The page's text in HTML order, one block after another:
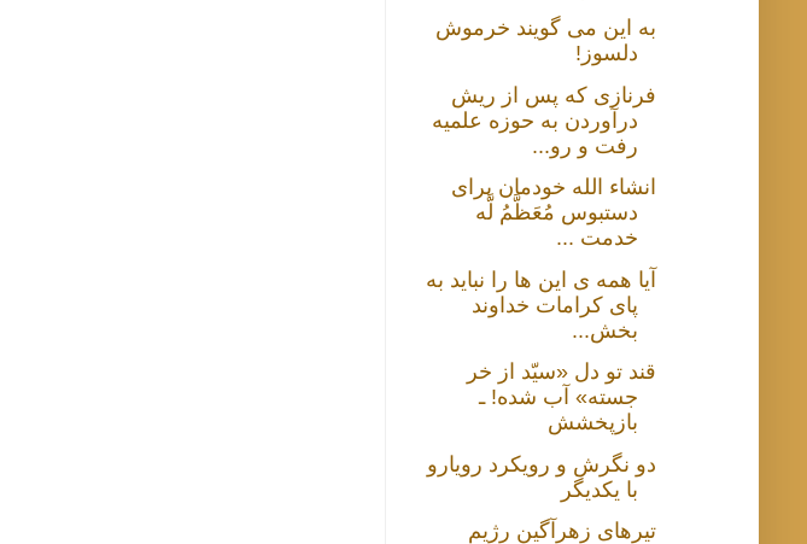
به این می گویند خرموش
دلسوز!
فرنازی که پس از ریش
درآوردن به حوزه علمیه
رفت و رو...
انشاء الله خودمان برای
دستبوس مُعَظَّمُ لَّه
خدمت ...
آیا همه ی این ها را نباید به
پای کرامات خداوند
بخش...
قند تو دل «سیّد از خر
جسته» آب شده! ـ
بازپخشش
دو نگرش و رویکرد رویارو
با یکدیگر
تیرهای زهرآگین رژیم